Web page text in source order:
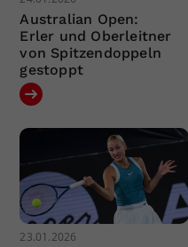
Australian Open:
Erler und Oberleitner
von Spitzendoppeln
gestoppt
23.01.2026